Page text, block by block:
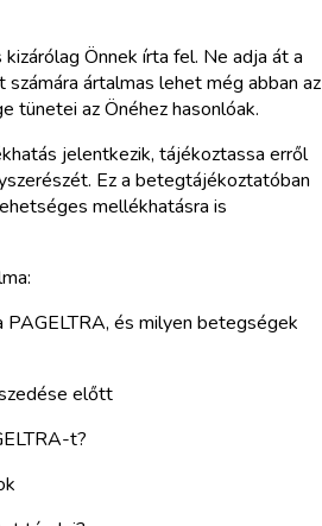
Önnek írta fel. Ne adja át a
ártalmas lehet még abban az
tünetei az Önéhez hasonlóak.
jelentkezik, tájékoztassa erről
Ez a betegtájékoztatóban
mellékhatásra is
és milyen betegségek
előtt
t?